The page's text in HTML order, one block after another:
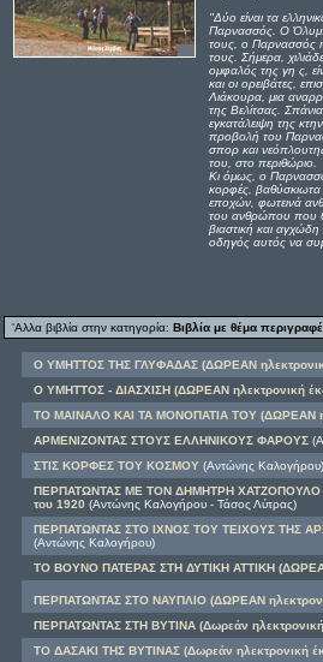
''Δύο είναι τα
Παρνασσός. Ο
τους, ο Παρνασσός
τους. Σήμερα,
ομφαλός της γη ς,
και οι ορειβάτες,
Λιάκουρα, μια
της Βελίτσας.
εγκατάλειψη της
προβολή του
σπορ και
του, στο περιθώριο.
Κι όμως, ο
κορφές,
εποχών, φωτεινά
του ανθρώπου που
βιαστική και
οδηγός αυτός να
'Αλλα βιβλία στην κατηγορία: Βιβλία με θέμα
Ο ΥΜΗΤΤΟΣ ΤΗΣ ΓΛΥΦΑΔΑΣ (ΔΩΡΕΑΝ
Ο ΥΜΗΤΤΟΣ - ΔΙΑΣΧΙΣΗ (ΔΩΡΕΑΝ ηλεκτρονική
ΤΟ ΜΑΙΝΑΛΟ ΚΑΙ ΤΑ ΜΟΝΟΠΑΤΙΑ ΤΟΥ (ΔΩΡΕΑΝ
ΑΡΜΕΝΙΖΟΝΤΑΣ ΣΤΟΥΣ ΕΛΛΗΝΙΚΟΥΣ ΦΑΡΟΥΣ
ΣΤΙΣ ΚΟΡΦΕΣ ΤΟΥ ΚΟΣΜΟΥ(Αντώνης Καλογήρου)
ΠΕΡΠΑΤΩΝΤΑΣ ΜΕ ΤΟΝ ΔΗΜΗΤΡΗ ΧΑΤΖΟΠΟΥΛΟ
του 1920 (Αντώνης Καλογήρου - Τάσος Λύτρας)
ΠΕΡΠΑΤΩΝΤΑΣ ΣΤΟ ΙΧΝΟΣ ΤΟΥ ΤΕΙΧΟΥΣ ΤΗΣ
(Αντώνης Καλογήρου)
ΤΟ ΒΟΥΝΟ ΠΑΤΕΡΑΣ ΣΤΗ ΔΥΤΙΚΗ ΑΤΤΙΚΗ
ΠΕΡΠΑΤΩΝΤΑΣ ΣΤΟ ΝΑΥΠΛΙΟ (ΔΩΡΕΑΝ
ΠΕΡΠΑΤΩΝΤΑΣ ΣΤΗ ΒΥΤΙΝΑ (Δωρεάν
ΤΟ ΔΑΣΑΚΙ ΤΗΣ ΒΥΤΙΝΑΣ (Δωρεάν ηλεκτρονική